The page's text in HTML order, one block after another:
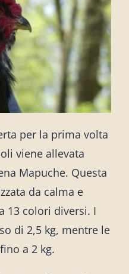
per la prima volta
viene allevata
Mapuche. Questa
da calma e
13 colori diversi. I
di 2,5 kg, mentre le
a 2 kg.